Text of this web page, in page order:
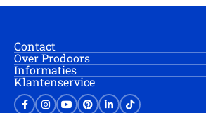
Contact
Over Prodoors
Informaties
Klantenservice